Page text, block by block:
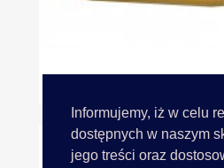
Informujemy, iż w celu
dostępnych w naszym
jego treści oraz
Druty Okrągłe